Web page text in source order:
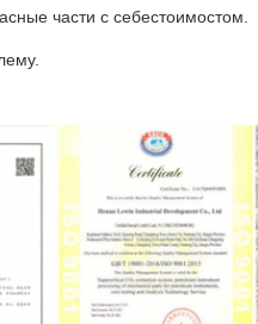
части с себестоимостом.